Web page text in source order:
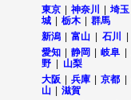
東京 神奈川 埼玉
城
栃木 群馬
新潟 富山 石川
愛知 静岡 岐阜
野
山梨
大阪 兵庫 京都
山
滋賀